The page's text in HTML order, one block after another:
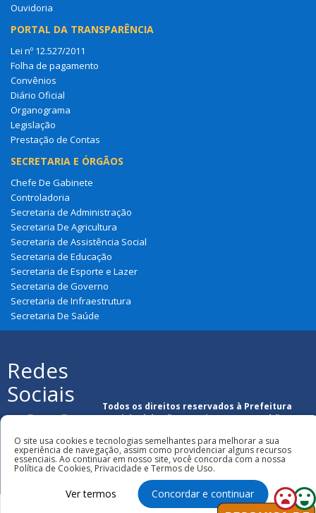
Ouvidoria
PORTAL DA TRANSPARÊNCIA
Lei nº 12.527/2011
Folha de pagamento
Convênios
Diário Oficial
Organograma
Legislação
Prestação de Contas
SECRETARIA E ÓRGÃOS
Chefe De Gabinete
Controladoria
Secretaria de Administração
Secretaria De Agricultura
Secretaria de Assistência Social
Secretaria de Educação
Secretaria de Esporte e Lazer
Secretaria de Governo
Secretaria de Infraestrutura
Secretaria De Saúde
Redes
Sociais
Todos os direitos reservados à Prefeitura
Municipal de São Francisco Do Maranhão
O site usa cookies e tecnologias semelhantes para melhorar a sua
experiência de navegação, assim como providenciar alguns recursos
essenciais. Ao continuar em nosso site, você concorda com a nossa
Política de Cookies, Privacidade e Termos de Uso.
Ver termos Concordar e continuar